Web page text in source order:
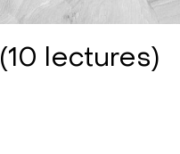
lectures)